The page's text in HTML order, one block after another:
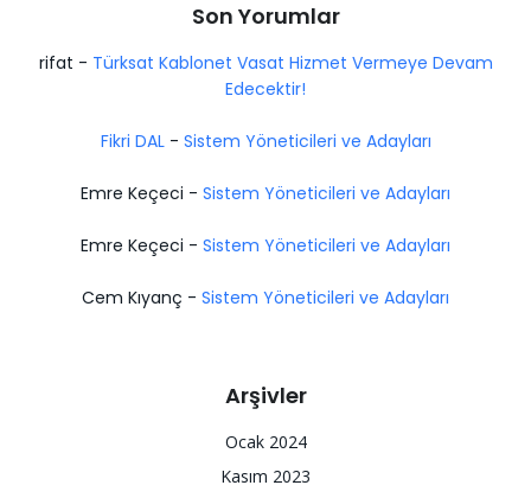
Son Yorumlar
rifat - Türksat Kablonet Vasat Hizmet Vermeye Devam
Edecektir!
Fikri DAL- Sistem Yöneticileri ve Adayları
Emre Keçeci - Sistem Yöneticileri ve Adayları
Emre Keçeci - Sistem Yöneticileri ve Adayları
Cem Kıyanç - Sistem Yöneticileri ve Adayları
Arşivler
Ocak 2024
Kasım 2023